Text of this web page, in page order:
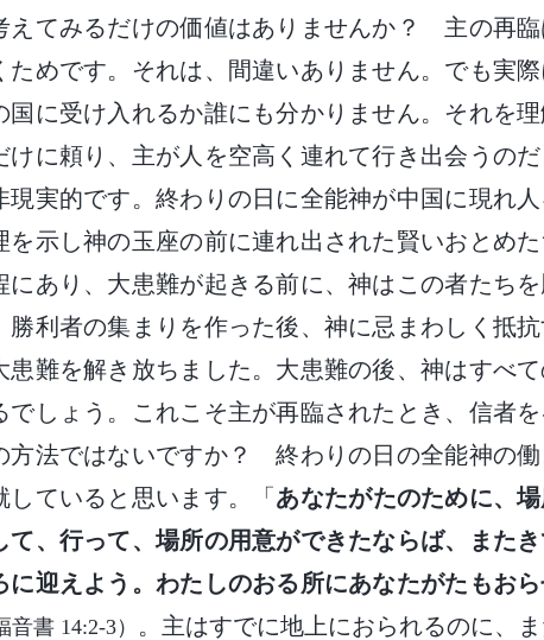
てみるだけの価値はありませんか？ 主の再臨
めです。それは、間違いありません。でも実際
に受け入れるか誰にも分かりません。それを理
けに頼り、主が人を空高く連れて行き出会うの
現実的です。終わりの日に全能神が中国に現れ
示し神の玉座の前に連れ出された賢いおとめ
あり、大患難が起きる前に、神はこの者たち
勝利者の集まりを作った後、神に忌まわしく抵
患難を解き放ちました。大患難の後、神はすべて
しょう。これこそ主が再臨されたとき、信者を
方法ではないですか？ 終わりの日の全能神の
ていると思います。「 あなたがたのために、場
、行って、場所の用意ができたならば、また
迎えよう。わたしのおる所にあなたがたもお
音書 14:2-3）
。主はすでに地上におられるのに、